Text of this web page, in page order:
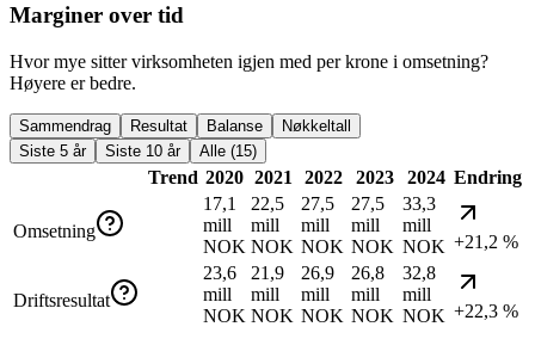
Marginer over tid
Hvor mye sitter virksomheten igjen med per krone i omsetning?
Høyere er bedre.
Sammendrag Resultat Balanse
Nøkkeltall
Siste 5 år
Siste 10 år Alle (15)
Trend 2020 2021 2022 2023 2024 Endring
Omsetning
17,1
mill
NOK
22,5
mill
NOK
27,5
mill
NOK
27,5
mill
NOK
33,3
mill
NOK +21,2 %
Driftsresultat
23,6
mill
NOK
21,9
mill
NOK
26,9
mill
NOK
26,8
mill
NOK
32,8
mill
NOK +22,3 %